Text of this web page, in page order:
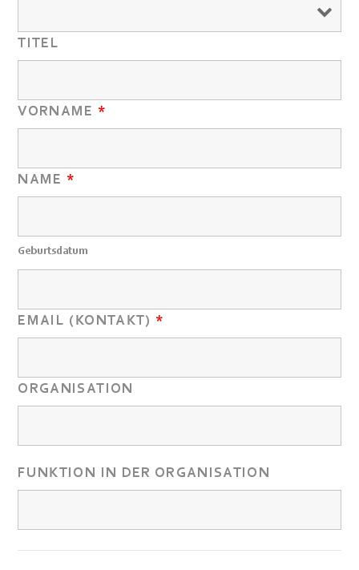
TITEL
VORNAME *
NAME *
Geburtsdatum
EMAIL (KONTAKT) *
ORGANISATION
FUNKTION IN DER ORGANISATION